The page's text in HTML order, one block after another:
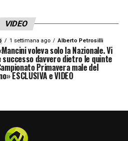
VIDEO
1 settimana ago Alberto Petrosilli
voleva solo la Nazionale. Vi
successo davvero dietro le quinte
Primavera male del
ESCLUSIVA e VIDEO